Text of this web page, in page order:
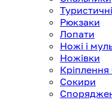
Рюкзаки
Лопати
Ножі і
Ножівки
Сокири